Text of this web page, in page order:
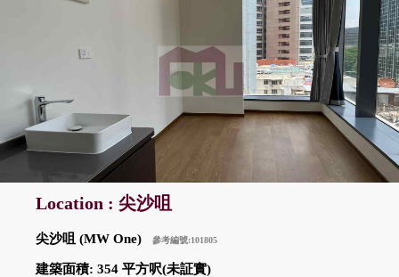
Location : 尖沙咀
尖沙咀 (MW One) 參考編號:101805
建築面積: 354 平方呎(未証實)